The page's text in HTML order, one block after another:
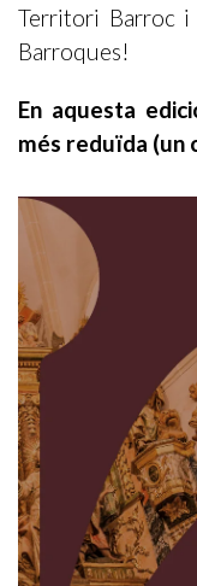
Territori Barroc i
Barroques!
En aquesta
més reduïda (un